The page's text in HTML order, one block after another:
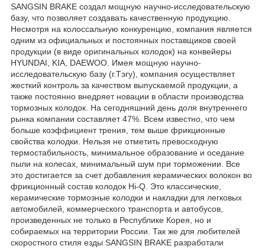
SANGSIN BRAKE создал мощную научно-исследовательскую
базу, что позволяет создавать качественную продукцию.
Несмотря на колоссальную конкуренцию, компания является
одним из официальных и постоянных поставщиков своей
продукции (в виде оригинальных колодок) на конвейеры
HYUNDAI, KIA, DAEWOO. Имея мощную научно-
исследовательскую базу (г.Тэгу), компания осуществляет
жесткий контроль за качеством выпускаемой продукции, а
также постоянно внедряет новации в области производства
тормозных колодок. На сегодняшний день доля внутреннего
рынка компании составляет 47%. Всем известно, что чем
больше коэффициент трения, тем выше фрикционные
свойства колодки. Нельзя не отметить превосходную
термостабильность, минимальное образование и оседание
пыли на колесах, минимальный шум при торможении. Все
это достигается за счет добавления керамических волокон во
фрикционный состав колодок Hi-Q. Это классические,
керамические тормозные колодки и накладки для легковых
автомобилей, коммерческого транспорта и автобусов,
произведенных не только в Республике Корея, но и
собираемых на территории России. Так же для любителей
скоростного стиля езды SANGSIN BRAKE разработали